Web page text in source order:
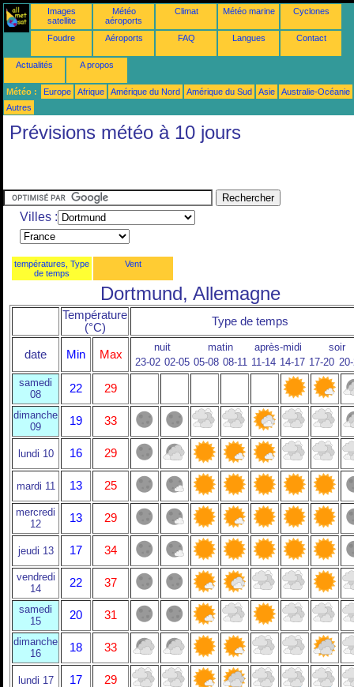
Images
satellite
Météo
aéroports
Climat Météo marine Cyclones
Foudre Aéroports FAQ Langues Contact
Actualités A propos
Météo : Europe Afrique Amérique du Nord Amérique du Sud Asie
Australie-Océanie
Autres
Prévisions météo à 10 jours
Villes :
températures, Type
de temps
Vent
Dortmund, Allemagne
Température
(°C)
Type de temps
date Min Max
nuit matin après-midi
soir
23-02 02-05 05-08 08-11 11-14 14-17 17-20
samedi
08
22 29
dimanche
09
19 33
lundi 10 16 29
mardi 11 13 25
mercredi
12
13 29
jeudi 13 17 34
vendredi
14
22 37
samedi
15
20 31
dimanche
16
18 33
lundi 17 17
29